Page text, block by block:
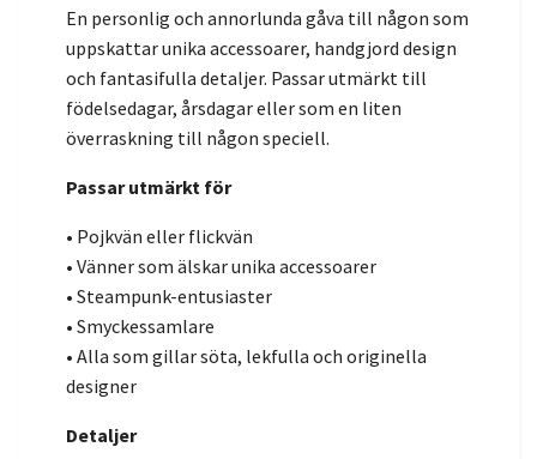
En personlig och annorlunda gåva till någon som
uppskattar unika accessoarer, handgjord design
och fantasifulla detaljer. Passar utmärkt till
födelsedagar, årsdagar eller som en liten
överraskning till någon speciell.
Passar utmärkt för
• Pojkvän eller flickvän
• Vänner som älskar unika accessoarer
• Steampunk-entusiaster
• Smyckessamlare
• Alla som gillar söta, lekfulla och originella
designer
Detaljer